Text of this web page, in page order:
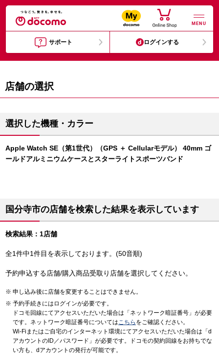
MENU
サポート ログインする
店舗の選択
選択した機種・カラー
Apple Watch SE（第1世代）（GPS ＋ Cellularモデル） 40mm ゴ
ールドアルミニウムケースとスターライトスポーツバンド
国分寺市の店舗を検索した結果を表示しています
検索結果：1店舗
全1件中1件目を表示しております。(50音順)
予約申込する店舗/購入商品受取り店舗を選択してください。
申し込み後に店舗を変更することはできません。
予約手続きにはログインが必要です。
ドコモ回線にてアクセスいただいた場合は「ネットワーク暗証番号」が必要
です。ネットワーク暗証番号についてはこちら をご確認ください。
Wi-Fiまたはご自宅のインターネット環境にてアクセスいただいた場合は「d
アカウントのID／パスワード」が必要です。ドコモの契約回線をお持ちでな
い方も、dアカウントの発行が可能です。